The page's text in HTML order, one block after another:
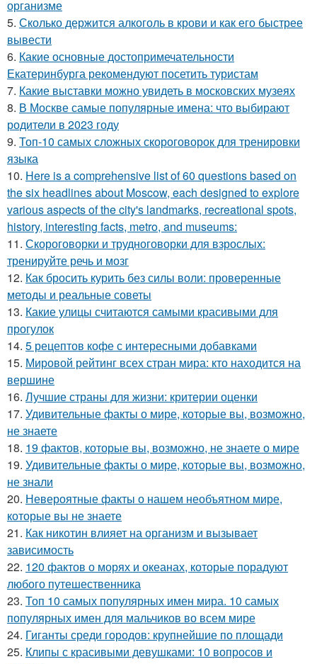
организме
5. Сколько держится алкоголь в крови и как его быстрее
вывести
6. Какие основные достопримечательности
Екатеринбурга рекомендуют посетить туристам
7. Какие выставки можно увидеть в московских музеях
8. В Москве самые популярные имена: что выбирают
родители в 2023 году
9. Топ-10 самых сложных скороговорок для тренировки
языка
10. Here is a comprehensive list of 60 questions based on
the six headlines about Moscow, each designed to explore
various aspects of the city's landmarks, recreational spots,
history, interesting facts, metro, and museums:
11. Скороговорки и трудноговорки для взрослых:
тренируйте речь и мозг
12. Как бросить курить без силы воли: проверенные
методы и реальные советы
13. Какие улицы считаются самыми красивыми для
прогулок
14. 5 рецептов кофе с интересными добавками
15. Мировой рейтинг всех стран мира: кто находится на
вершине
16. Лучшие страны для жизни: критерии оценки
17. Удивительные факты о мире, которые вы, возможно,
не знаете
18. 19 фактов, которые вы, возможно, не знаете о мире
19. Удивительные факты о мире, которые вы, возможно,
не знали
20. Невероятные факты о нашем необъятном мире,
которые вы не знаете
21. Как никотин влияет на организм и вызывает
зависимость
22. 120 фактов о морях и океанах, которые порадуют
любого путешественника
23. Топ 10 самых популярных имен мира. 10 самых
популярных имен для мальчиков во всем мире
24. Гиганты среди городов: крупнейшие по площади
25. Клипы с красивыми девушками: 10 вопросов и